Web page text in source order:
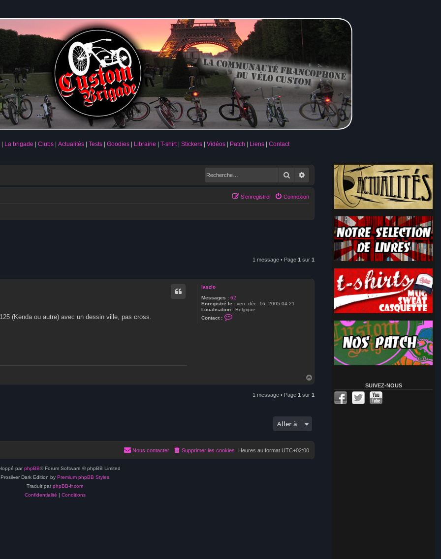
La brigade Clubs Actualités Tests Goodies Librairie T-shirt Stickers Vidéos Patch Liens Contact
SUIVEZ-NOUS
RechercherRecherche avancée
Connexion
S’enregistrer
1 message • Page 1 sur 1
laszlo
Messages : 62
Enregistré le :ven. déc. 16, 2005 04:21
Localisation :Belgique
Contact :
z
(Kenda ou autre) avec un dessin ville, pas cross.
a
t
1 message • Page 1 sur 1
Aller à
Heures au format UTC+02:00
Supprimer les cookies
Nous contacter
par phpBB® Forum Software © phpBB Limited
Prosilver Dark Edition by Premium phpBB Styles
Traduit par phpBB-fr.com
Confidentialité
Conditions